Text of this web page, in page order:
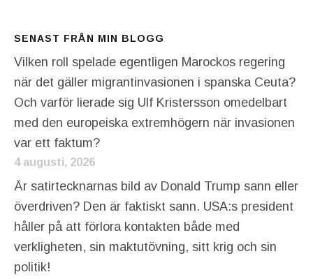
SENAST FRÅN MIN BLOGG
Vilken roll spelade egentligen Marockos regering
när det gäller migrantinvasionen i spanska Ceuta?
Och varför lierade sig Ulf Kristersson omedelbart
med den europeiska extremhögern när invasionen
var ett faktum?
4 augusti, 2026
Är satirtecknarnas bild av Donald Trump sann eller
överdriven? Den är faktiskt sann. USA:s president
håller på att förlora kontakten både med
verkligheten, sin maktutövning, sitt krig och sin
politik!